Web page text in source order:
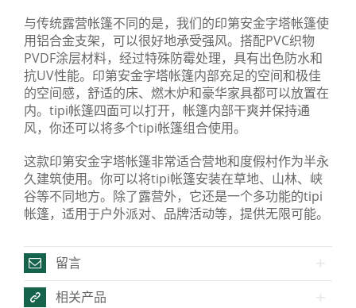
与传统露营帐篷不同的是，我们的印第安金字塔帐篷使
用铝合金支架，可以很好地承受强风。搭配PVC织物
PVDF涂层材料，经过特殊防霉处理，具有出色防水和
抗UV性能。印第安金字塔帐篷内部充足的空间和极佳
的空间感，舒适的床、燃木炉和豪华家具都可以放置在
内。tipi帐篷四面可以打开，帐篷内部干爽并保持通
风，你还可以将多个tipi帐篷组合使用。
这款印第安金字塔帐篷非常适合营地和度假村作为半永
久建筑使用。你可以将tipi帐篷安装在草地、山林、峡
谷等不同地方。除了露营外，它还是一个多功能的tipi
帐篷，适用于户外派对、品牌活动等，提供无限可能。
留言
相关产品